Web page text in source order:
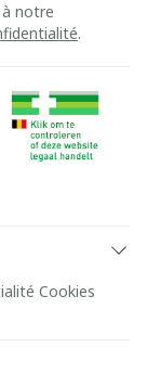
à notre
.
Cookies